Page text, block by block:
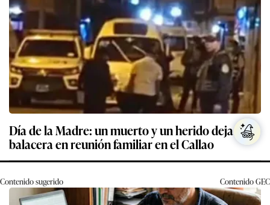
Día de la Madre: un muerto y un herido deja
balacera en reunión familiar en el Callao
Contenido sugerido ContenidoGEC